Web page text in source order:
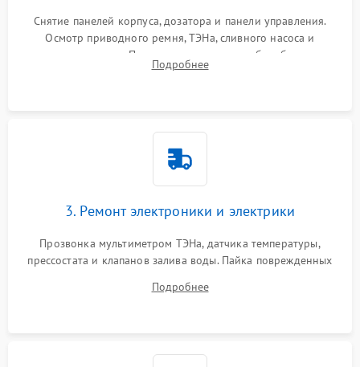
Снятие панелей корпуса, дозатора и панели управления.
Осмотр приводного ремня, ТЭНа, сливного насоса и
амортизаторов. Проверка подшипников барабана и
крестовины на износ, а манжеты люка на разрывы.
Подробнее
3. Ремонт электроники и электрики
Прозвонка мультиметром ТЭНа, датчика температуры,
прессостата и клапанов залива воды. Пайка поврежденных
Восстановление целостности проводки и контактов.
Подробнее